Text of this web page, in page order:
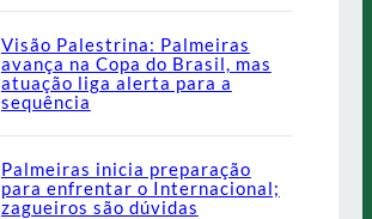
Visão Palestrina: Palmeiras
avança na Copa do Brasil, mas
atuação liga alerta para a
sequência
Palmeiras inicia preparação
para enfrentar o Internacional;
zagueiros são dúvidas